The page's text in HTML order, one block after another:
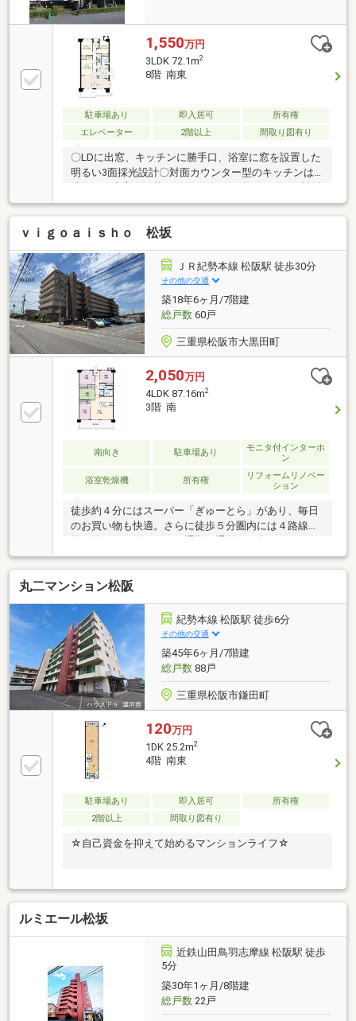
1,550万円
3LDK 72.1m2
8階 南東
駐車場あり 即入居可
所有権
エレベーター
2階以上 間取り図有り
〇LDに出窓、キッチンに勝手口、浴室に窓を設置した
明るい3面採光設計〇対面カウンター型のキッチンは
川井町店まで徒歩6分、買い物便利です〇鈴の森公園
は季節を楽しみながらの散歩コースにおすすめ
ｖｉｇｏａｉｓｈｏ 松坂
ＪＲ紀勢本線 松阪駅 徒歩30分
その他の交通
築18年6ヶ月/7階建
総戸数60戸
三重県松阪市大黒田町
2,050万円
4LDK 87.16m2
3階 南
南向き 駐車場あり
モニタ付インターホ
ン
浴室乾燥機 所有権
リフォームリノベー
ション
徒歩約４分にはスーパー「ぎゅーとら」があり、毎日
のお買い物も快適。さらに徒歩５分圏内には４路線利
利な住環境が整っています。また、センサーキーを採
用した高いセキュリティ性も魅力の一つ。エントラン
スはもちろん、エレベーターも認証された居住階のみ
へ運行する仕組みのため、住民以外が自由に各階へ立
ち入れないよう配慮されています。毎日の暮らしに安
心感を与えてくれる設備です。子育てに嬉しい住環
境、リフォーム済みの快適な室内、そして安心のセキ
ュリティ。ご家族みんなが心地よく暮らせる住まい
を、ぜひ現地でご体感ください。
丸二マンション松阪
紀勢本線 松阪駅 徒歩6分
その他の交通
築45年6ヶ月/7階建
総戸数88戸
三重県松阪市鎌田町
120万円
1DK 25.2m2
4階 南東
駐車場あり 即入居可
所有権
2階以上
間取り図有り
☆自己資金を抑えて始めるマンションライフ☆
ルミエール松坂
近鉄山田鳥羽志摩線 松阪駅 徒歩
5分
築30年1ヶ月/8階建
総戸数22戸